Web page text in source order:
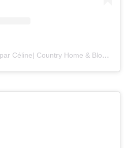
Une publication partagée par Céline| Country Home & Blooms (@countryhomeandblooms)